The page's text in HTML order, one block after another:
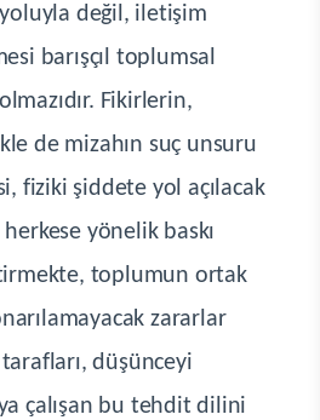
değil, iletişim
barışçıl toplumsal
Fikirlerin,
de mizahın suç unsuru
fiziki şiddete yol açılacak
yönelik baskı
toplumun ortak
zararlar
düşünceyi
çalışan bu tehdit dilini